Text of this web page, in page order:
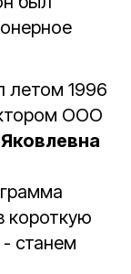
летом 1996
ООО
короткую
станем